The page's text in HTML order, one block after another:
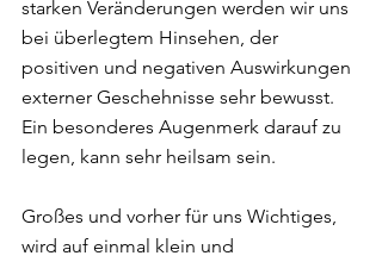
starken Veränderungen werden wir uns
bei überlegtem Hinsehen, der
positiven und negativen Auswirkungen
externer Geschehnisse sehr bewusst.
Ein besonderes Augenmerk darauf zu
legen, kann sehr heilsam sein.
Großes und vorher für uns Wichtiges,
wird auf einmal klein und